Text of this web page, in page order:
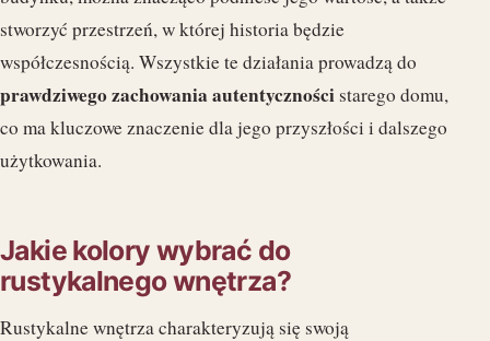
stworzyć przestrzeń, w której historia będzie
współczesnością. Wszystkie te działania prowadzą do
prawdziwego zachowania autentyczności starego domu,
co ma kluczowe znaczenie dla jego przyszłości i dalszego
użytkowania.
Jakie kolory wybrać do
rustykalnego wnętrza?
Rustykalne wnętrza charakteryzują się swoją